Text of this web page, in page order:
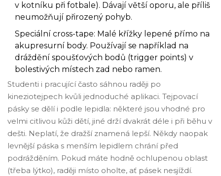
v kotníku při fotbale). Dávají větší oporu, ale příliš
neumožňují přirozený pohyb.
Speciální cross-tape: Malé křížky lepené přímo na
akupresurní body. Používají se například na
dráždění spoušťových bodů (trigger points) v
bolestivých místech zad nebo ramen.
Studenti i pracující často sáhnou raději po
kineziotejpech kvůli jednoduché aplikaci. Tejpovací
pásky se dělí i podle lepidla: některé jsou vhodné pro
velmi citlivou kůži dětí, jiné drží dvakrát déle i při běhu v
dešti. Neplatí, že dražší znamená lepší. Někdy naopak
levnější páska s menším lepidlem chrání před
podrážděním. Pokud máte hodně ochlupenou oblast
(třeba lýtko), raději místo oholte, ať pásek nesjíždí.